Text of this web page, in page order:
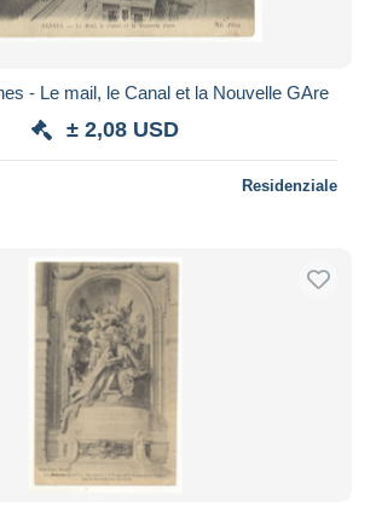
- Le mail, le Canal et la Nouvelle GAre
± 2,08 USD
Residenziale